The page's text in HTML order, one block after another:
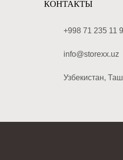
КОНТАКТЫ
+998 71 235 11
info@storexx.uz
Узбекистан,